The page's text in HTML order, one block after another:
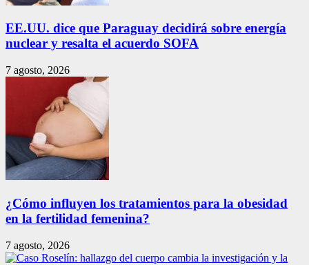
EE.UU. dice que Paraguay decidirá sobre energía
nuclear y resalta el acuerdo SOFA
7 agosto, 2026
¿Cómo influyen los tratamientos para la obesidad
en la fertilidad femenina?
7 agosto, 2026